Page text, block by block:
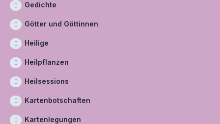
Gedichte
Götter und Göttinnen
Heilige
Heilpflanzen
Heilsessions
Kartenbotschaften
Kartenlegungen